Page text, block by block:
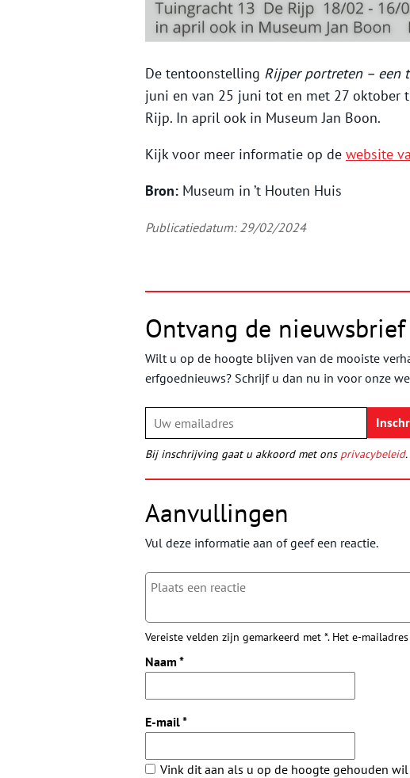
De tentoonstelling Rijper portreten – een
juni en van 25 juni tot en met 27 oktober
Rijp. In april ook in Museum Jan Boon.
Kijk voor meer informatie op de website
Bron: Museum in ’t Houten Huis
Publicatiedatum: 29/02/2024
Ontvang de nieuwsbrief
Wilt u op de hoogte blijven van de mooiste
erfgoednieuws? Schrijf u dan nu in voor onze
Bij inschrijving gaat u akkoord met ons privacybeleid.
Aanvullingen
Vul deze informatie aan of geef een reactie.
Vereiste velden zijn gemarkeerd met *. Het e-
Naam *
E-mail*
Vink dit aan als u op de hoogte gehouden